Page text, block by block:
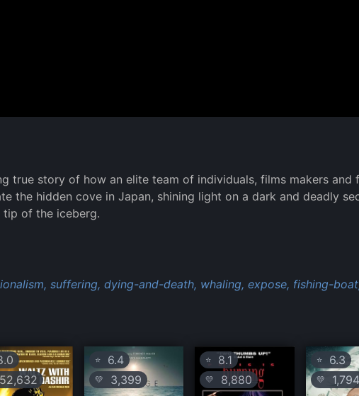
true story of how an elite team of individuals, films makers and
the hidden cove in Japan, shining light on a dark and deadly
tip of the iceberg.
suffering, dying-and-death, whaling, expose, fishing-
52,632
⭐6.4
💛 3,399
⭐ 8.1
💛 8,880
⭐6.3
💛 1,794